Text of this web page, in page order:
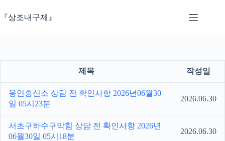
문『상조내구제』
제목 작성일
용인흥신소 상담 전 확인사항 2026년06월30
일 05시23분
2026.06.30
서초구하수구막힘 상담 전 확인사항 2026년
06월30일 05시18분
2026.06.30